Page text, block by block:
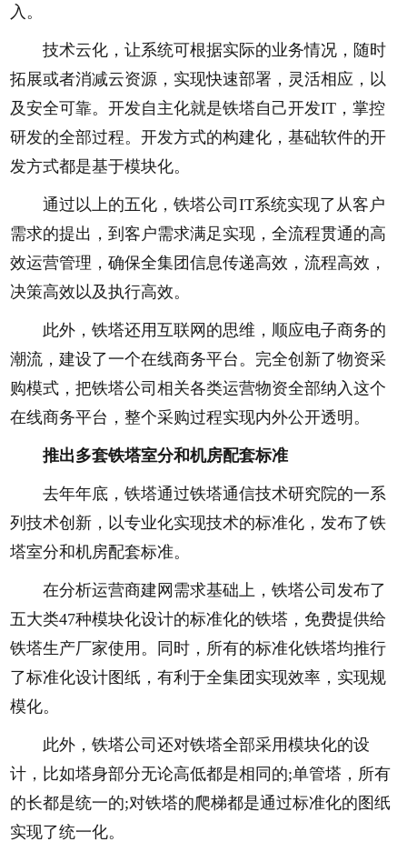
入。
技术云化，让系统可根据实际的业务情况，随时
拓展或者消减云资源，实现快速部署，灵活相应，以
及安全可靠。开发自主化就是铁塔自己开发IT，掌控
研发的全部过程。开发方式的构建化，基础软件的开
发方式都是基于模块化。
通过以上的五化，铁塔公司IT系统实现了从客户
需求的提出，到客户需求满足实现，全流程贯通的高
效运营管理，确保全集团信息传递高效，流程高效，
决策高效以及执行高效。
此外，铁塔还用互联网的思维，顺应电子商务的
潮流，建设了一个在线商务平台。完全创新了物资采
购模式，把铁塔公司相关各类运营物资全部纳入这个
在线商务平台，整个采购过程实现内外公开透明。
推出多套铁塔室分和机房配套标准
去年年底，铁塔通过铁塔通信技术研究院的一系
列技术创新，以专业化实现技术的标准化，发布了铁
塔室分和机房配套标准。
在分析运营商建网需求基础上，铁塔公司发布了
五大类47种模块化设计的标准化的铁塔，免费提供给
铁塔生产厂家使用。同时，所有的标准化铁塔均推行
了标准化设计图纸，有利于全集团实现效率，实现规
模化。
此外，铁塔公司还对铁塔全部采用模块化的设
计，比如塔身部分无论高低都是相同的;单管塔，所有
的长都是统一的;对铁塔的爬梯都是通过标准化的图纸
实现了统一化。